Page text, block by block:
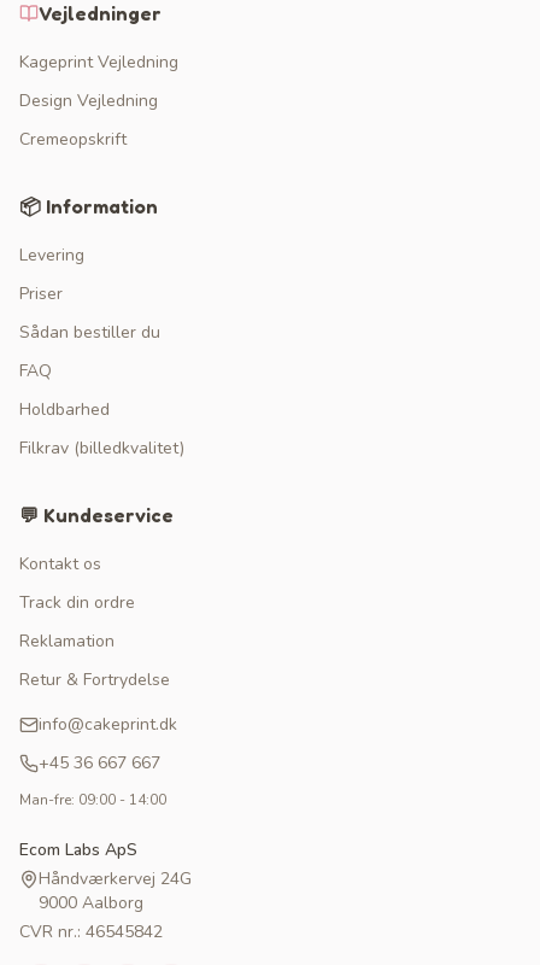
Vejledninger
Kageprint Vejledning
Design Vejledning
Cremeopskrift
📦 Information
Levering
Priser
Sådan bestiller du
FAQ
Holdbarhed
Filkrav (billedkvalitet)
💬 Kundeservice
Kontakt os
Track din ordre
Reklamation
Retur & Fortrydelse
info@cakeprint.dk
+45 36 667 667
Man-fre: 09:00 - 14:00
Ecom Labs ApS
Håndværkervej 24G
9000 Aalborg
CVR nr.: 46545842